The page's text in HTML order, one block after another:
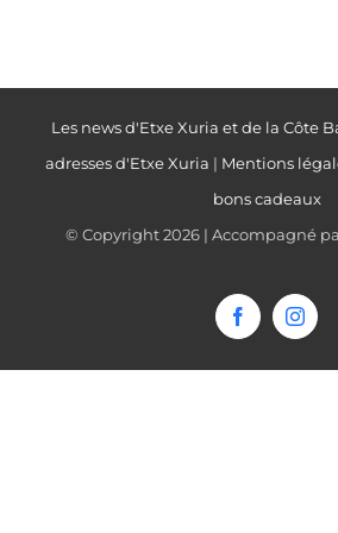
Les news d'Etxe Xuria et de la Côte
adresses d'Etxe Xuria | Mentions
bons cadeaux
© Copyright2026 | Accompagné
Facebook